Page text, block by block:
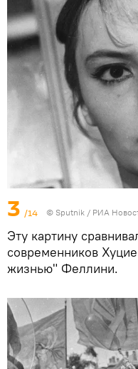
3 /14 © Sputnik / РИА
Эту картину
современников
жизнью" Феллини.